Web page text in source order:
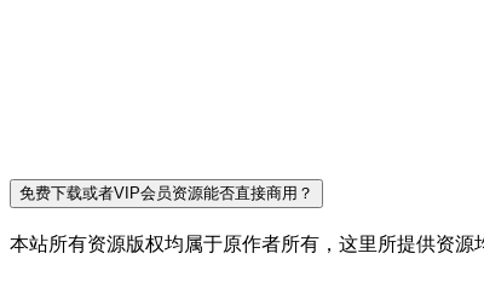
免费下载或者VIP会员资源能否直接商用？
本站所有资源版权均属于原作者所有，这里所提供资